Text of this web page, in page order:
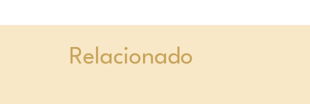
Relacionado